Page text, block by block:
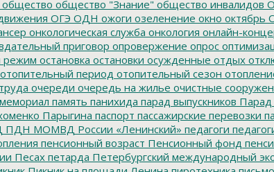
общество общество "Знание" общество инвалидов
ОГЭ ОДН ожоги озеленение окно октябрь
онкологическая служба онкология онлайн-
приговор опровержение опрос
режим остановка остановки осужденные отдых
отопительный период отопительный сезон
очереди очередь на жилье очистные
память панихида парад выпускников Парад
Парыгина паспорт пассажирские перевозки
ПДН МОМВД России «Ленинский» педагоги
пенсионный возраст Пенсионный фонд
Песах петарда Петербургский международный